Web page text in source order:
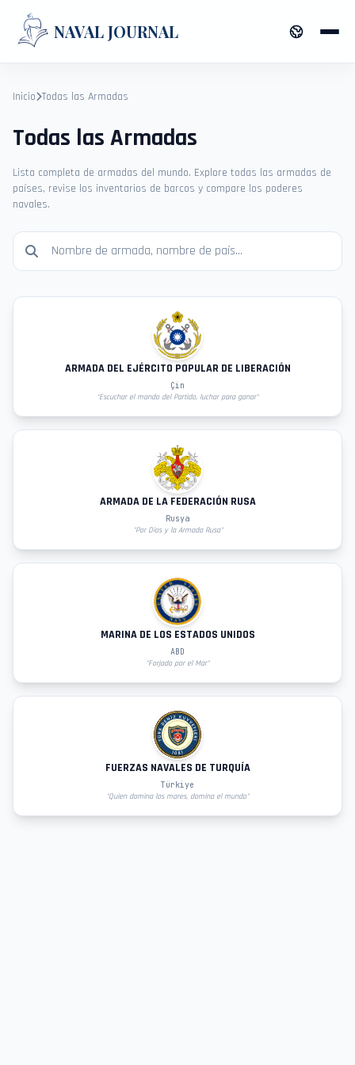
NAVAL JOURNAL
Inicio Todas las Armadas
Todas las Armadas
Lista completa de armadas del mundo. Explore todas las armadas de
países, revise los inventarios de barcos y compare los poderes
navales.
ARMADA DEL EJÉRCITO POPULAR DE LIBERACIÓN
Çin
"Escuchar el mando del Partido, luchar para ganar"
ARMADA DE LA FEDERACIÓN RUSA
Rusya
"Por Dios y la Armada Rusa"
MARINA DE LOS ESTADOS UNIDOS
ABD
"Forjado por el Mar"
FUERZAS NAVALES DE TURQUÍA
Türkiye
"Quien domina los mares, domina el mundo"